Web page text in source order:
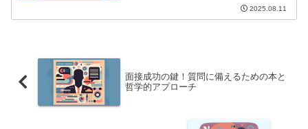
2025.08.11
面接成功の鍵！質問に備えるための本と
哲学的アプローチ